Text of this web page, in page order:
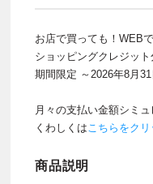
お店で買っても！WEB
ショッピングクレジッ
期間限定 ～2026年8月
月々の支払い金額シミ
くわしくはこちらをクリ
商品説明